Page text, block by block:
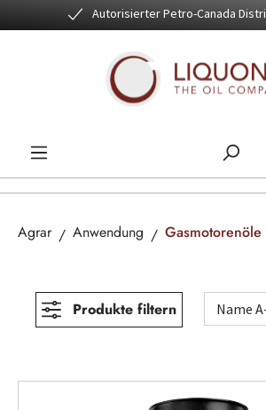
Zum Hauptinhalt springenAutorisierter Petro-Canada
Agrar Anwendung Gasmotorenöle
Produkte filtern